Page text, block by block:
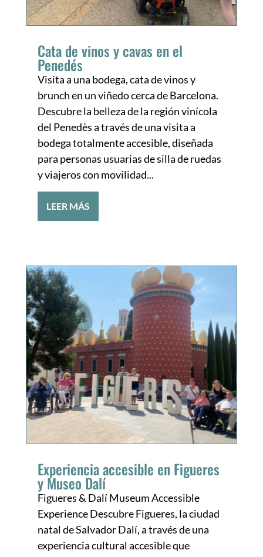
Cata de vinos y cavas en el
Penedés
Visita a una bodega, cata de vinos y
brunch en un viñedo cerca de Barcelona.
Descubre la belleza de la región vinícola
del Penedès a través de una visita a
bodega totalmente accesible, diseñada
para personas usuarias de silla de ruedas
y viajeros con movilidad...
LEER MÁS
Experiencia accesible en Figueres
y Museo Dalí
Figueres & Dalí Museum Accessible
Experience Descubre Figueres, la ciudad
natal de Salvador Dalí, a través de una
experiencia cultural accesible que